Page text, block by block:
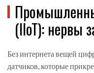
(IIoT): нервы
Без интернета вещей
датчиков, которые